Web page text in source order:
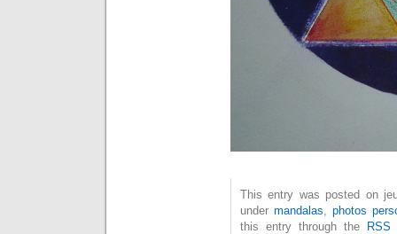
This entry was posted on
under mandalas
photos
this entry through the RSS